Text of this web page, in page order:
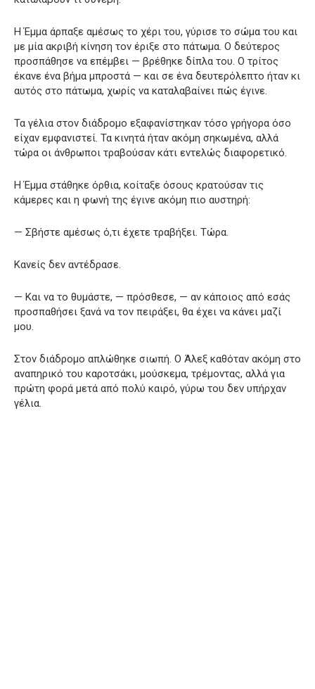
Η Έμμα άρπαξε αμέσως το χέρι του, γύρισε το σώμα του και
με μία ακριβή κίνηση τον έριξε στο πάτωμα. Ο δεύτερος
προσπάθησε να επέμβει — βρέθηκε δίπλα του. Ο τρίτος
έκανε ένα βήμα μπροστά — και σε ένα δευτερόλεπτο ήταν κι
αυτός στο πάτωμα, χωρίς να καταλαβαίνει πώς έγινε.
Τα γέλια στον διάδρομο εξαφανίστηκαν τόσο γρήγορα όσο
είχαν εμφανιστεί. Τα κινητά ήταν ακόμη σηκωμένα, αλλά
τώρα οι άνθρωποι τραβούσαν κάτι εντελώς διαφορετικό.
Η Έμμα στάθηκε όρθια, κοίταξε όσους κρατούσαν τις
κάμερες και η φωνή της έγινε ακόμη πιο αυστηρή:
— Σβήστε αμέσως ό,τι έχετε τραβήξει. Τώρα.
Κανείς δεν αντέδρασε.
— Και να το θυμάστε, — πρόσθεσε, — αν κάποιος από εσάς
προσπαθήσει ξανά να τον πειράξει, θα έχει να κάνει μαζί
μου.
Στον διάδρομο απλώθηκε σιωπή. Ο Άλεξ καθόταν ακόμη στο
αναπηρικό του καροτσάκι, μούσκεμα, τρέμοντας, αλλά για
πρώτη φορά μετά από πολύ καιρό, γύρω του δεν υπήρχαν
γέλια.